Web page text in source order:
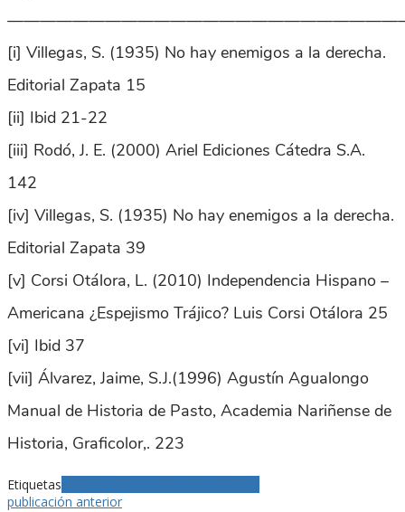
[i] Villegas, S. (1935) No hay enemigos a la derecha.
Editorial Zapata 15
[ii] Ibid 21-22
[iii] Rodó, J. E. (2000) Ariel Ediciones Cátedra S.A.
142
[iv] Villegas, S. (1935) No hay enemigos a la derecha.
Editorial Zapata 39
[v] Corsi Otálora, L. (2010) Independencia Hispano –
Americana ¿Espejismo Trájico? Luis Corsi Otálora 25
[vi] Ibid 37
[vii] Álvarez, Jaime, S.J.(1996) Agustín Agualongo
Manual de Historia de Pasto, Academia Nariñense de
Historia, Graficolor,. 223
Etiquetas
publicación anterior